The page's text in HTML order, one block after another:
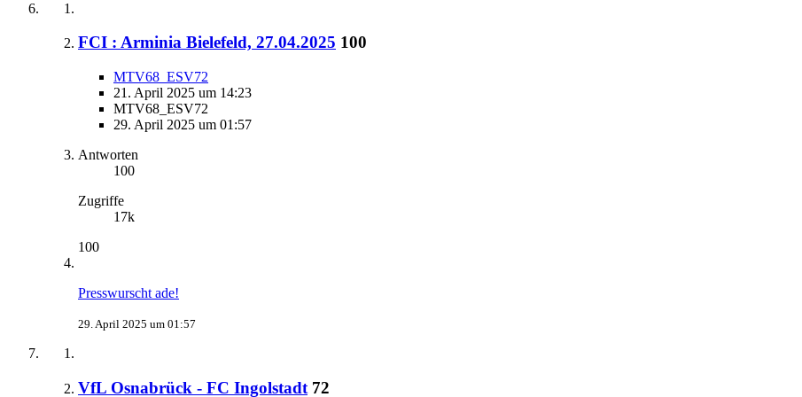
FCI : Arminia Bielefeld, 27.04.2025 100
MTV68_ESV72
21. April 2025 um 14:23
MTV68_ESV72
29. April 2025 um 01:57
Antworten
100
Zugriffe
17k
100
Presswurscht ade!
29. April 2025 um 01:57
VfL Osnabrück - FC Ingolstadt 72